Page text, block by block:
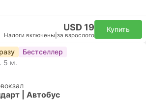
USD 19
Налоги включены за взрослого
Купить
Бестселлер
5 м.
| Автобус